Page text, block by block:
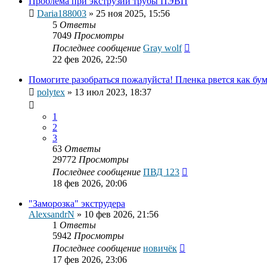
Daria188003 » 25 ноя 2025, 15:56
5 Ответы
7049 Просмотры
Последнее сообщение Gray wolf
22 фев 2026, 22:50
Помогите разобраться пожалуйста! Пленка рвется как
polytex » 13 июл 2023, 18:37
1
2
3
63 Ответы
29772 Просмотры
Последнее сообщение ПВД 123
18 фев 2026, 20:06
"Заморозка" экструдера
AlexsandrN » 10 фев 2026, 21:56
1 Ответы
5942 Просмотры
Последнее сообщение новичёк
17 фев 2026, 23:06